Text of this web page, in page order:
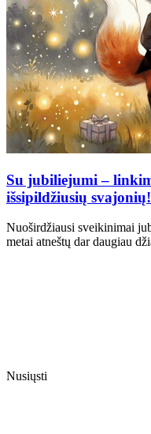
Su jubiliejumi –
išsipildžiusių svajonių!
Nuoširdžiausi sveikinimai
metai atneštų dar daugiau
Nusiųsti